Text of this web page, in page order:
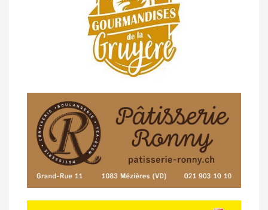
23/04 -Classement Route -
Moléson (TdC #3)
14/04 -Photos -Les photos du 5e GP
de Semsales